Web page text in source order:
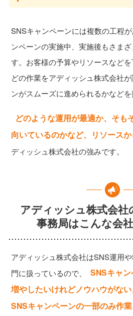
SNSキャンペーンには複数の工程
ンペーンの実施中、実施後もさま
す。お客様の予算やリソースなどを
どの作業をアディッシュ株式会社
ンがスムーズに進められるかなどを
どのような運用が最適か、そも
向いているのかなど、リソース
ディッシュ株式会社の強みです。
アディッシュ株式会
事務局はこんな会
アディッシュ株式会社はSNS運用
門に扱っているので、
SNSキャ
増やしたいけれどノウハウがな
SNSキャンペーンの一部のみ作